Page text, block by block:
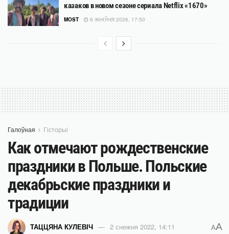
казаков в новом сезоне сериала Netflix «1670»
MOST 6 ЖНІЎНЯ 2026, 17:50
Галоўная Гісторыі
Как отмечают рождественские
праздники в Польше. Польские
декабрьские праздники и
традиции
ТАЦЦЯНА КУЛЕВІЧ 2 снежня 2022, 14:11 AA